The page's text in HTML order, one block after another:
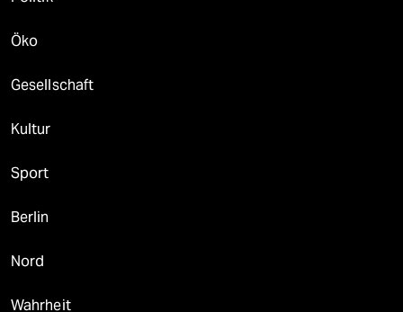
Öko
Gesellschaft
Kultur
Sport
Berlin
Nord
Wahrheit